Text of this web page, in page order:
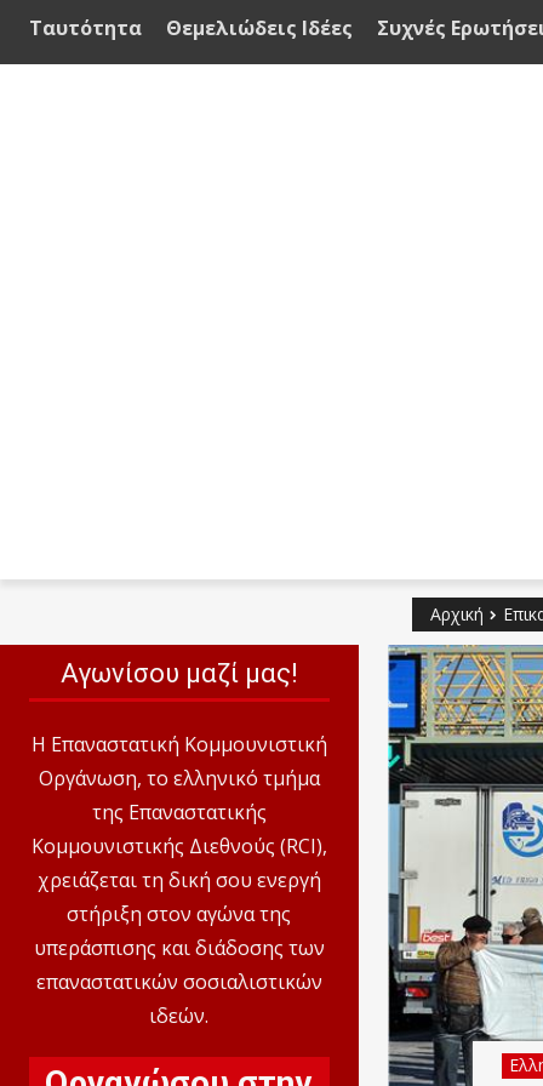
Ταυτότητα Θεμελιώδεις Ιδέες Συχνές
Αρχική
Αγωνίσου μαζί μας!
Η Επαναστατική Κομμουνιστική
Οργάνωση, το ελληνικό τμήμα
της Επαναστατικής
Κομμουνιστικής Διεθνούς (RCI),
χρειάζεται τη δική σου ενεργή
στήριξη στον αγώνα της
υπεράσπισης και διάδοσης των
επαναστατικών σοσιαλιστικών
ιδεών.